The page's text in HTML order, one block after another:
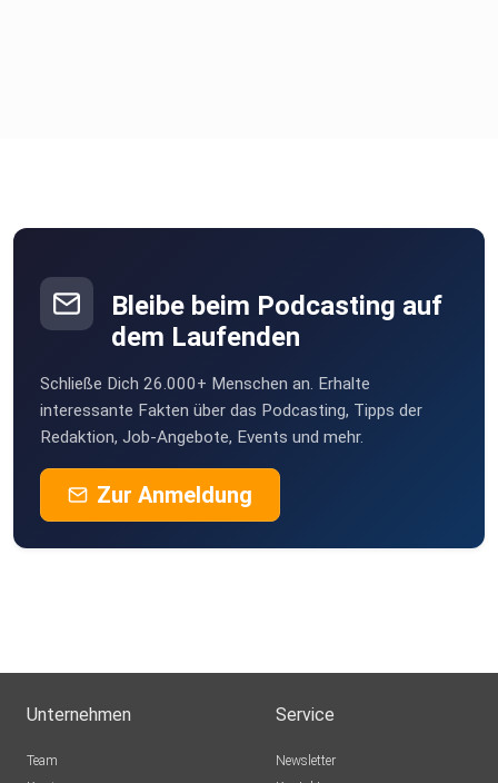
Bleibe beim Podcasting auf
dem Laufenden
Schließe Dich 26.000+ Menschen an. Erhalte
interessante Fakten über das Podcasting, Tipps der
Redaktion, Job-Angebote, Events und mehr.
Zur Anmeldung
Unternehmen
Team
Service
Newsletter